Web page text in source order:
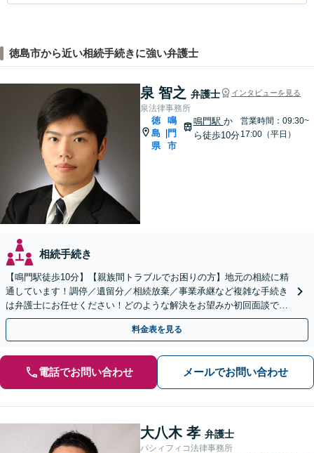
徳島市から近い相続手続きに強い弁護士
泉 智之 弁護士 インタビューを見る
泉法律事務所
徳
島
県
鳴
門
市
鳴門駅 か
ら徒歩10分
営業時間：09:30~
17:00（平日）
相続手続き
【鳴門駅徒歩10分】【親族間トラブルでお困りの方】地元の相続に精
通しています！調停／遺留分／相続放棄／事業承継など複雑な手続き
は弁護士にお任せください！どのような解決をお望みか初回面談でし
っかりヒアリング。遺言作成もお気軽にご相談ください。
料金表を見る
電話でお問い合わせ メールでお問い合わせ
大八木 孝 弁護士
パシィフィコ法律事務所